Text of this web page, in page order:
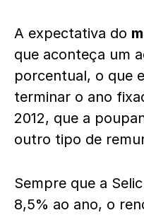
A expectativa do
que aconteça um
porcentual, o que
terminar o ano
2012, que a
outro tipo de
Sempre que a
8,5% ao ano, o